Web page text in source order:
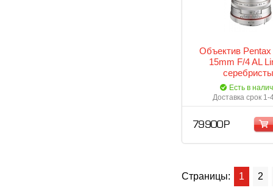
Объектив
15mm F/4 AL
Есть в
Доставка срок 1-
79 900 Р
Страницы: 1 2